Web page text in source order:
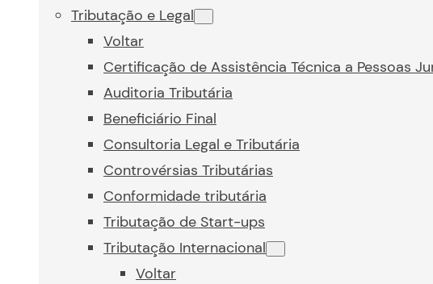
Tributação e Legal
Voltar
Certificação de Assistência Técnica a Pessoas
Auditoria Tributária
Beneficiário Final
Consultoria Legal e Tributária
Controvérsias Tributárias
Conformidade tributária
Tributação de Start-ups
Tributação Internacional
Voltar